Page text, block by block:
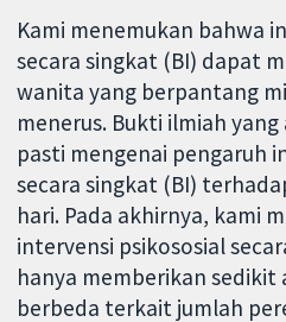
Kami menemukan bahwa
secara singkat (BI) dapat
wanita yang berpantang
menerus. Bukti ilmiah
pasti mengenai pengaruh
secara singkat (BI)
hari. Pada akhirnya, kami
intervensi psikososial
hanya memberikan
berbeda terkait jumlah